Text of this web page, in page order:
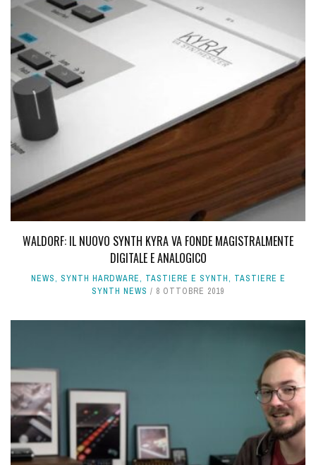
WALDORF: IL NUOVO SYNTH KYRA VA FONDE MAGISTRALMENTE
DIGITALE E ANALOGICO
NEWS, SYNTH HARDWARE, TASTIERE E SYNTH, TASTIERE E
SYNTH NEWS
8 OTTOBRE 2019